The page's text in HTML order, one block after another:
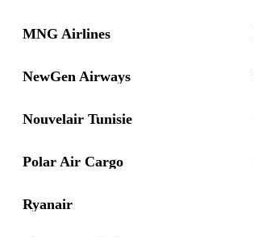
MNG Airlines
NewGen Airways
Nouvelair Tunisie
Polar Air Cargo
Ryanair